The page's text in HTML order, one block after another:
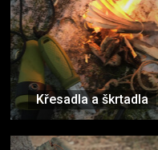
Křesadla a škrtadla